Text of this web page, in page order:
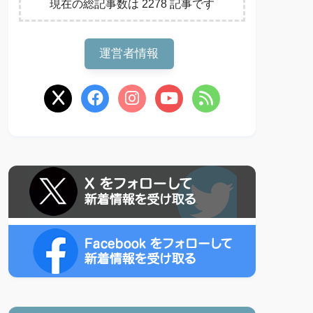
現在の総記事数は 2278 記事です
運営者情報